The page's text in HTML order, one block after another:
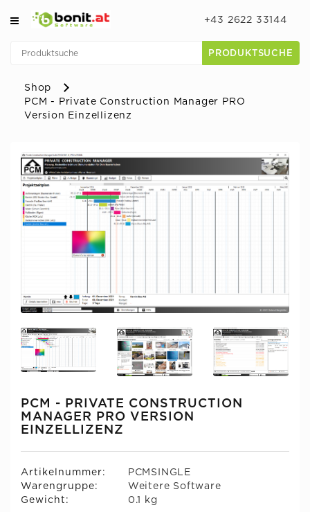
+43 2622 33144
PRODUKTSUCHE
Shop
PCM - Private Construction Manager PRO
Version Einzellizenz
PCM - PRIVATE CONSTRUCTION
MANAGER PRO VERSION
EINZELLIZENZ
Artikelnummer:
PCMSINGLE
Warengruppe:
Weitere Software
Gewicht:
0.1 kg